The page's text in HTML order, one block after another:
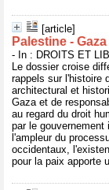
[article]
Palestine -
- In : DROITS ET
Le dossier croise
rappels sur l'histoire
architectural et
Gaza et de
au regard du droit
par le
l'ampleur du
occidentaux,
pour la paix apporte